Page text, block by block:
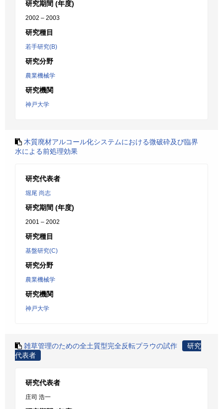
研究期間 (年度)
2002 – 2003
研究種目
若手研究(B)
研究分野
農業機械学
研究機関
神戸大学
木質廃材アルコール化システムにおける微破砕及び臨界
水による前処理効果
研究代表者
堀尾 尚志
研究期間 (年度)
2001 – 2002
研究種目
基盤研究(C)
研究分野
農業機械学
研究機関
神戸大学
雑草管理のための全土質型完全反転プラウの試作
研究
代表者
研究代表者
庄司 浩一